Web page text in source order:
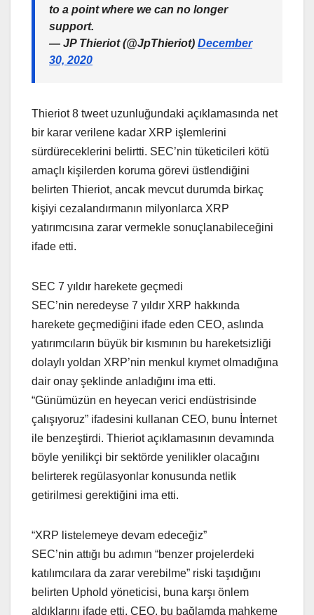
to a point where we can no longer
support.
— JP Thieriot (@JpThieriot) December
30, 2020
Thieriot 8 tweet uzunluğundaki açıklamasında net
bir karar verilene kadar XRP işlemlerini
sürdüreceklerini belirtti. SEC’nin tüketicileri kötü
amaçlı kişilerden koruma görevi üstlendiğini
belirten Thieriot, ancak mevcut durumda birkaç
kişiyi cezalandırmanın milyonlarca XRP
yatırımcısına zarar vermekle sonuçlanabileceğini
ifade etti.
SEC 7 yıldır harekete geçmedi
SEC’nin neredeyse 7 yıldır XRP hakkında
harekete geçmediğini ifade eden CEO, aslında
yatırımcıların büyük bir kısmının bu hareketsizliği
dolaylı yoldan XRP’nin menkul kıymet olmadığına
dair onay şeklinde anladığını ima etti.
“Günümüzün en heyecan verici endüstrisinde
çalışıyoruz” ifadesini kullanan CEO, bunu İnternet
ile benzeştirdi. Thieriot açıklamasının devamında
böyle yenilikçi bir sektörde yenilikler olacağını
belirterek regülasyonlar konusunda netlik
getirilmesi gerektiğini ima etti.
“XRP listelemeye devam edeceğiz”
SEC’nin attığı bu adımın “benzer projelerdeki
katılımcılara da zarar verebilme” riski taşıdığını
belirten Uphold yöneticisi, buna karşı önlem
aldıklarını ifade etti. CEO, bu bağlamda mahkeme